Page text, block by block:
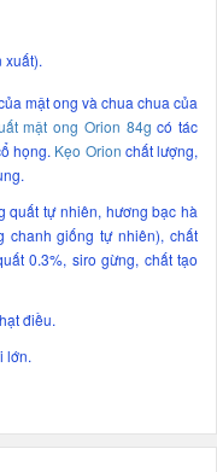
xuất).
mật ong và chua chua của
mật ong Orion 84g có tác
họng. Kẹo Orion chất lượng,
tự nhiên, hương bạc hà
chanh giống tự nhiên), chất
0.3%, siro gừng, chất tạo
điều.
lớn.